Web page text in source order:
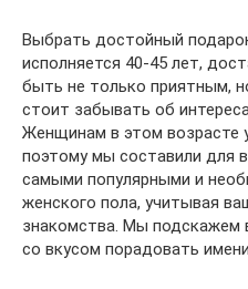
Выбрать достойный
исполняется 40-45 лет,
быть не только приятным,
стоит забывать об
Женщинам в этом возрасте
поэтому мы составили для
самыми популярными и
женского пола, учитывая
знакомства. Мы подскажем
со вкусом порадовать